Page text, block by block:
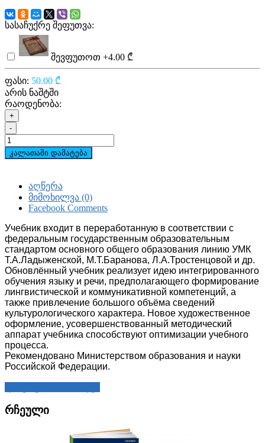
სასაჩუქრე შეფუთვა:
შევფუთოთ +4.00 ₾
ფასი: 50.00 ₾
არის ნაშტში
რაოდენობა:
+
-
კალათაში დამატება
აღწერა
მიმოხილვა (0)
Facebook Comments
Учебник входит в переработанную в соответствии с
федеральным государственным образовательным
стандартом основного общего образования линию УМК
Т.А.Ладыженской, М.Т.Баранова, Л.А.Тростенцовой и др.
Обновлённый учебник реализует идею интегрированного
обучения языку и речи, предполагающего формирование
лингвистической и коммуникативной компетенций, а
также привлечение большого объёма сведений
культурологического характера. Новое художественное
оформление, усовершенствованный методический
аппарат учебника способствуют оптимизации учебного
процесса.
Рекомендовано Министерством образования и науки
Российской Федерации.
რჩეული